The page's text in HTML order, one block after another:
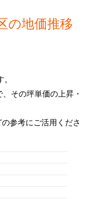
の地価推移
その坪単価の上昇・
参考にご活用くださ